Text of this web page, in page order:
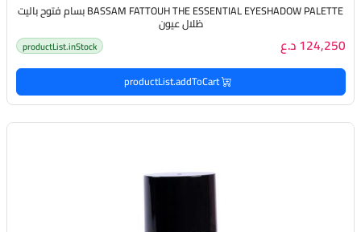
BASSAM FATTOUH THE ESSENTIAL EYESHADOW PALETTE بسام فتوح باليت
ظلال عيون
124,250 د.ع productList.inStock
productList.addToCart